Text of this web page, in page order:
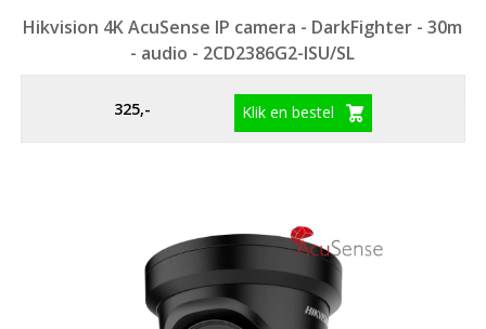
Hikvision 4K AcuSense IP camera - DarkFighter - 30m
- audio - 2CD2386G2-ISU/SL
325,- Klik en bestel